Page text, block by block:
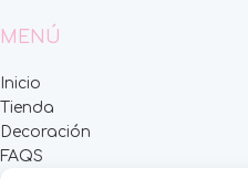
MENÚ
Inicio
Tienda
Decoración
FAQS